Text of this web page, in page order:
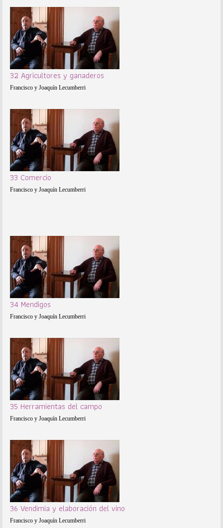
32 Agricultores y ganaderos
Francisco y Joaquín Lecumberri
33 Comercio
Francisco y Joaquín Lecumberri
34 Mendigos
Francisco y Joaquín Lecumberri
35 Herramientas del campo
Francisco y Joaquín Lecumberri
36 Vendimia y elaboración del vino
Francisco y Joaquín Lecumberri